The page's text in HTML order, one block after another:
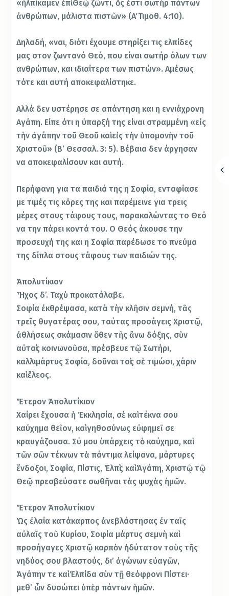
«ἠλπίκαμεν ἐπὶ Θεῷ ζῶντι, ὅς ἐστι σωτὴρ πάντων
ἀνθρώπων, μάλιστα πιστῶν» (Α΄ Τιμοθ. 4:10).
Δηλαδή, «ναι, διότι έχουμε στηρίξει τις ελπίδες
μας στον ζωντανό Θεό, που είναι σωτήρ όλων των
ανθρώπων, και ιδιαίτερα των πιστών». Αμέσως
τότε και αυτή αποκεφαλίστηκε.
Αλλά δεν υστέρησε σε απάντηση και η εννιάχρονη
Αγάπη. Είπε ότι η ύπαρξή της είναι στραμμένη «εἰς
τὴν ἀγάπην τοῦ Θεοῦ καὶ εἰς τὴν ὑπομονὴν τοῦ
Χριστοῦ» (Β’ Θεσσαλ. 3: 5). Βέβαια δεν άργησαν
να αποκεφαλίσουν και αυτή.
Περήφανη για τα παιδιά της η Σοφία, ενταφίασε
με τιμές τις κόρες της και παρέμεινε για τρεις
μέρες στους τάφους τους, παρακαλώντας το Θεό
να την πάρει κοντά του. Ο Θεός άκουσε την
προσευχή της και η Σοφία παρέδωσε το πνεύμα
της δίπλα στους τάφους των παιδιών της.
Ἀπολυτίκιον
Ἦχος δ’. Ταχὺ προκατάλαβε.
Σοφία ἐκθρέψασα, κατὰ τὴν κλῆσιν σεμνή, τᾶς
τρεῖς θυγατέρας σου, ταύτας προσάγεις Χριστῷ,
ἀθλήσεως σκάμασιν ὅθεν τῆς ἄνω δόξης, σὺν
αὐταὶς κοινωνοῦσα, πρέσβευε τῷ Σωτήρι,
καλλιμάρτυς Σοφία, δοῦναι τοὶς σὲ τιμώσι, χάριν
καὶ ἔλεος.
Ἕτερον Ἀπολυτίκιον
Χαίρει ἔχουσα ἡ Ἐκκλησία, σὲ καὶ τέκνα σου
καύχημα θεῖον, καὶ γηθοσύνως εὐφημεῖ σε
κραυγάζουσα. Σύ μου ὑπάρχεις τὸ καύχημα, καὶ
τῶν σῶν τέκνων τὰ πάντιμα λείψανα, μάρτυρες
ἔνδοξοι, Σοφία, Πίστις, Ἐλπὶς καὶ Ἀγάπη, Χριστῷ τῷ
Θεῷ πρεσβεύσατε σωθῆναι τὰς ψυχὰς ἡμῶν.
Ἕτερον Ἀπολυτίκιον
Ὡς ἐλαία κατάκαρπος ἀνεβλάστησας ἐν ταῖς
αὐλαῖς τοῦ Κυρίου, Σοφία μάρτυς σεμνὴ καὶ
προσήγαγες Χριστῷ καρπὸν ἡδύτατον τοὺς τῆς
νηδύος σου βλαστούς, δι’ ἀγώνων εὐαγῶν,
Ἀγάπην τε καὶ Ἐλπίδα σὺν τῇ θεόφρονι Πίστει·
μεθ’ ὧν δυσώπει ὑπὲρ πάντων ἡμῶν.